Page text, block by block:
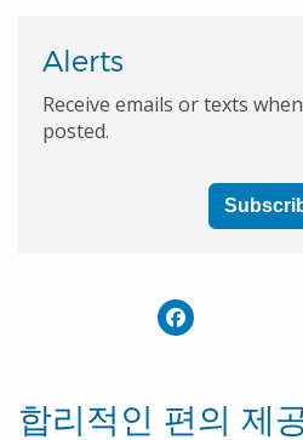
지
정
Alerts
Receive emails or texts
posted.
합리적인 편의 제